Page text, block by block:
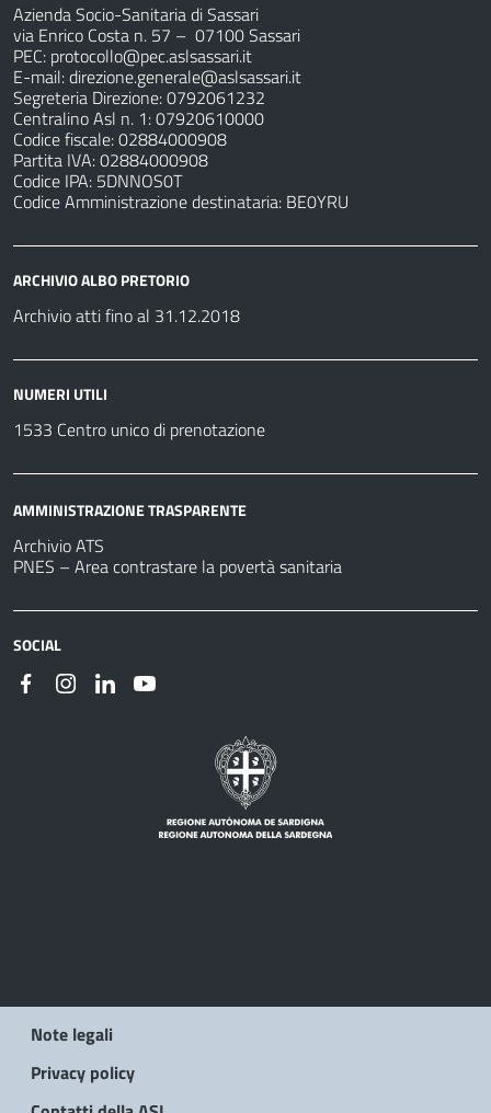
Azienda Socio-Sanitaria di Sassari
via Enrico Costa n. 57 – 07100 Sassari
PEC: protocollo@pec.aslsassari.it
E-mail:direzione.generale@aslsassari.it
Segreteria Direzione: 0792061232
Centralino Asl n. 1: 07920610000
Codice fiscale: 02884000908
Partita IVA: 02884000908
Codice IPA: 5DNNOS0T
Codice Amministrazione destinataria: BE0YRU
ARCHIVIO ALBO PRETORIO
Archivio atti fino al 31.12.2018
NUMERI UTILI
1533 Centro unico di prenotazione
AMMINISTRAZIONE TRASPARENTE
Archivio ATS
PNES – Area contrastare la povertà sanitaria
SOCIAL
Note legali
Privacy policy